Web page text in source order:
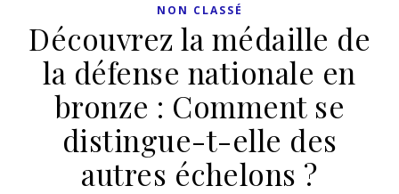
NON CLASSÉ
Découvrez la médaille de
la défense nationale en
bronze : Comment se
distingue-t-elle des
autres échelons ?